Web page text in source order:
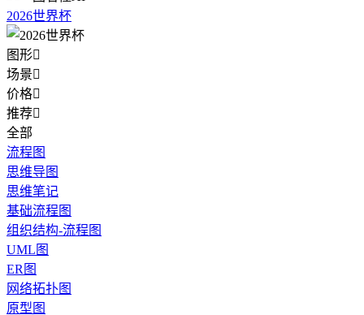
2026世界杯
图形
场景
价格
推荐
全部
流程图
思维导图
思维笔记
基础流程图
组织结构-流程图
UML图
ER图
网络拓扑图
原型图